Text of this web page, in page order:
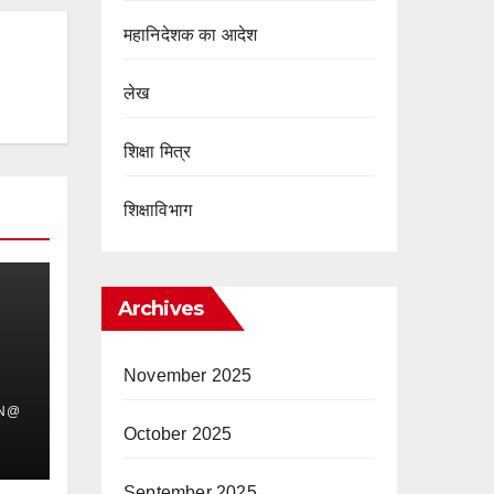
महानिदेशक का आदेश
लेख
शिक्षा मित्र
शिक्षाविभाग
Archives
November 2025
October 2025